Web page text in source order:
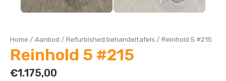
Home / Aanbod / Refurbished behandeltafels / Reinhold 5 #215
Reinhold 5 #215
€1.175,00